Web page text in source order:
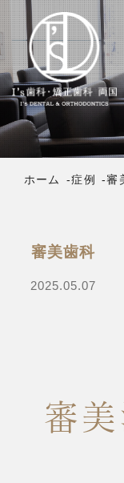
ホーム 症例 審
審美歯科
2025.05.07
審